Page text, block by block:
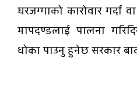
घरजग्गाको कारोवार गर्दा
मापदण्डलाई पालना
धोका पाउनु हुनेछ सरकार